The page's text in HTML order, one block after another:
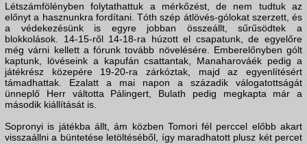
Létszámfölényben folytathattuk a mérkőzést, de nem tudtuk az
előnyt a hasznunkra fordítani. Tóth szép átlövés-gólokat szerzett, és
a védekezésünk is egyre jobban összeállt, sűrűsödtek a
blokkolások. 14-15-ről 14-18-ra húzott el csapatunk, de egyelőre
még várni kellett a fórunk tovább növelésére. Emberelőnyben gólt
kaptunk, lövéseink a kapufán csattantak, Manaharováék pedig a
játékrész közepére 19-20-ra zárkóztak, majd az egyenlítésért
támadhattak. Ezalatt a mai napon a századik válogatottságát
ünneplő Herr váltotta Pálingert, Bulath pedig megkapta már a
második kiállítását is.
Sopronyi is játékba állt, ám közben Tomori fél perccel előbb akart
visszaállni a büntetése letöltéséből, így maradhatott plusz két percet